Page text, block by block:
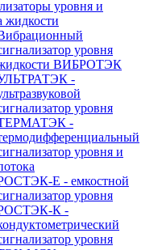
уровня и
жидкости
уровня
ВИБРОТЭК
-
уровня
-
уровня и
Е - емкостной
уровня
К -
уровня